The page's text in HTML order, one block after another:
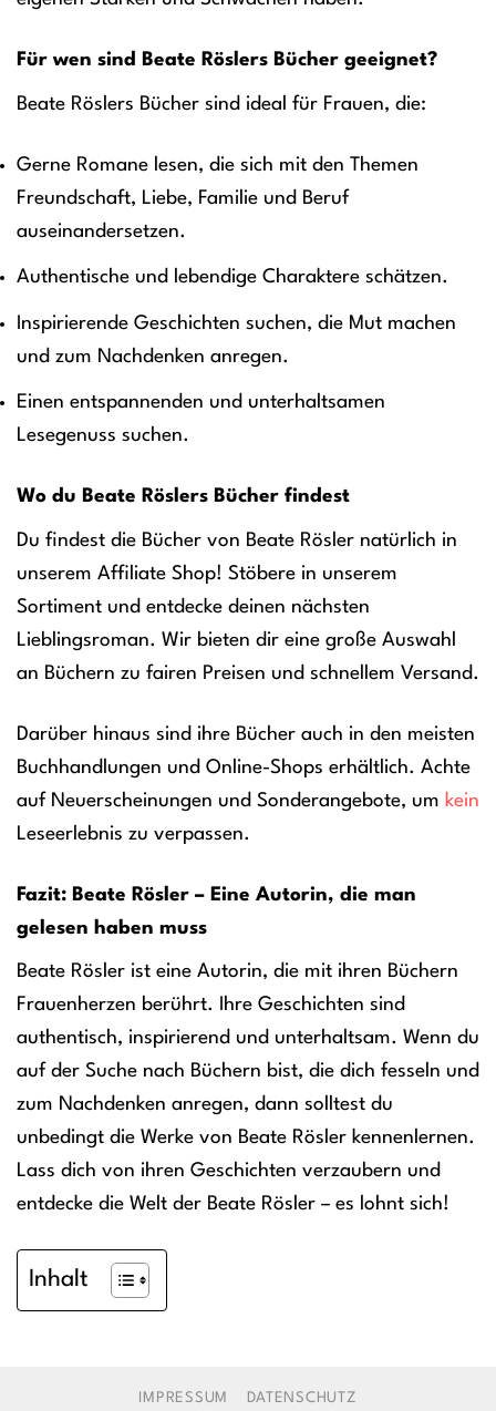
Für wen sind Beate Röslers Bücher geeignet?
Beate Röslers Bücher sind ideal für Frauen, die:
Gerne Romane lesen, die sich mit den Themen
Freundschaft, Liebe, Familie und Beruf
auseinandersetzen.
Authentische und lebendige Charaktere schätzen.
Inspirierende Geschichten suchen, die Mut machen
und zum Nachdenken anregen.
Einen entspannenden und unterhaltsamen
Lesegenuss suchen.
Wo du Beate Röslers Bücher findest
Du findest die Bücher von Beate Rösler natürlich in
unserem Affiliate Shop! Stöbere in unserem
Sortiment und entdecke deinen nächsten
Lieblingsroman. Wir bieten dir eine große Auswahl
an Büchern zu fairen Preisen und schnellem Versand.
Darüber hinaus sind ihre Bücher auch in den meisten
Buchhandlungen und Online-Shops erhältlich. Achte
auf Neuerscheinungen und Sonderangebote, um kein
Leseerlebnis zu verpassen.
Fazit: Beate Rösler – Eine Autorin, die man
gelesen haben muss
Beate Rösler ist eine Autorin, die mit ihren Büchern
Frauenherzen berührt. Ihre Geschichten sind
authentisch, inspirierend und unterhaltsam. Wenn du
auf der Suche nach Büchern bist, die dich fesseln und
zum Nachdenken anregen, dann solltest du
unbedingt die Werke von Beate Rösler kennenlernen.
Lass dich von ihren Geschichten verzaubern und
entdecke die Welt der Beate Rösler – es lohnt sich!
Inhalt
IMPRESSUM DATENSCHUTZ